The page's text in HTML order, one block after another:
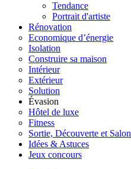
Tendance
Portrait d'artiste
Rénovation
Economique d’énergie
Isolation
Construire sa maison
Intérieur
Extérieur
Solution
Évasion
Hôtel de luxe
Fitness
Sortie, Découverte et Salon
Idées & Astuces
Jeux concours